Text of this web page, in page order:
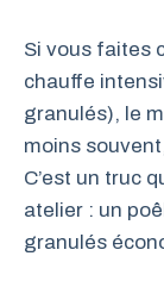
Si vous faites
chauffe
granulés), le
moins
C’est un truc
atelier : un
granulés